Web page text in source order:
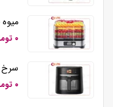
۰ تومان
۰ تومان